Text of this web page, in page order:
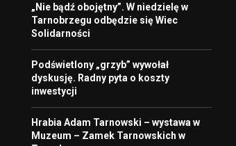
„Nie bądź obojętny”. W niedzielę w
Tarnobrzegu odbędzie się Wiec
Solidarności
Podświetlony „grzyb” wywołał
dyskusję. Radny pyta o koszty
inwestycji
Hrabia Adam Tarnowski – wystawa w
Muzeum – Zamek Tarnowskich w